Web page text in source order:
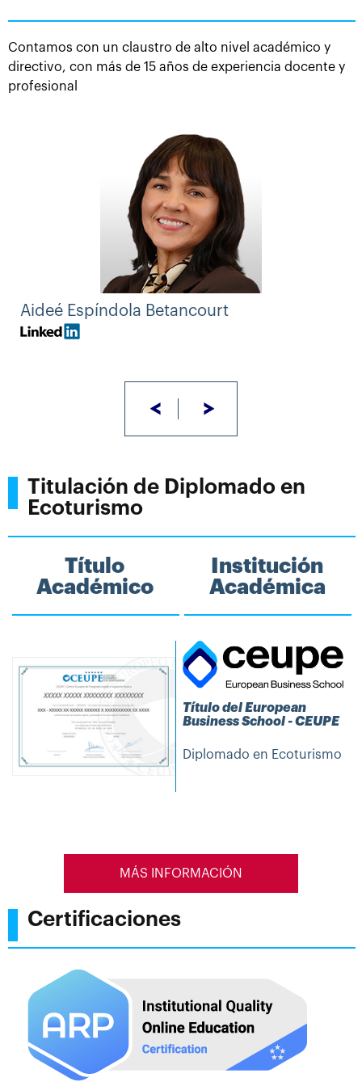
formación impartida tenga una metodología
innovadora, contando con herramientas de
aprendizajes actuales y ofreciendo flexibilidad de
estudio. Todo ello con el fin de ofrecer una enseñanza
de calidad, completa y permanente con la que los
Contamos con un claustro de alto nivel académico y
directivo, con más de 15 años de experiencia docente y
profesional
Aideé Espíndola Betancourt
< >
Titulación de Diplomado en
Ecoturismo
Título
Académico
Institución
Académica
Título del European
Business School - CEUPE
Diplomado en Ecoturismo
MÁS INFORMACIÓN
Certificaciones